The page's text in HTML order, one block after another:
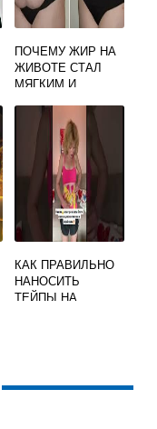
ПОЧЕМУ ЖИР НА
ЖИВОТЕ СТАЛ
МЯГКИМ И
ПОХУДЕНИИ
КАК ПРАВИЛЬНО
НАНОСИТЬ
ТЕЙПЫ НА